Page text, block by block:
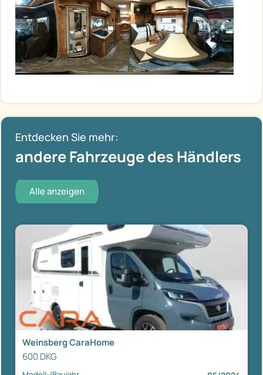
Entdecken Sie mehr:
andere Fahrzeuge des Händlers
Alle anzeigen
Weinsberg CaraHome
600 DKG